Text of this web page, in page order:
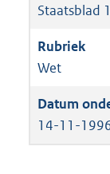
Staatsblad
Wet
14-11-